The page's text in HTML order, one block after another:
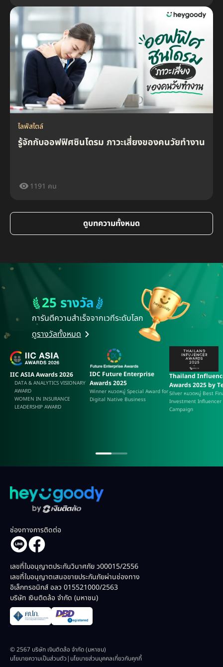
ไลฟ์สไตล์
รู้จักกับออฟฟิศซินโดรม ภาวะเสี่ยงของคนวัยทำงาน
1191 คน
ตอบโจทย์คนรุ่นใหม่ “รถไฟฟ้า MG” รุ่นไหนดี สเปคไหนโดนไปดู
กัน!
3563คน
เปิดสิทธิประโยชน์สมรสเท่าเทียมล่าสุด ทำประกันให้กันได้ไหม
562คน
ดูบทความทั้งหมด
25 รางวัล
การันตีความสำเร็จจากเวทีระดับโลก
ดูรางวัลทั้งหมด
IIC ASIA Awards 2026
DATA & ANALYTICS VISIONARY
AWARD
WOMEN IN INSURANCE
LEADERSHIP AWARD
IDC Future Enterprise
Awards 2025
Winner หมวดหมู่ Special Award for
Digital Native Business
Thailand
Awards 2025 by
Silver หมวดหมู่ Best
Investment Influencer
Campaign
ช่องทางการติดต่อ
เลขที่ใบอนุญาตประกันวินาศภัย ว00015/2556
เลขที่ใบอนุญาตเสนอขายประกันภัยผ่านช่องทาง
อิเล็กทรอนิกส์ อลว 015521000/2563
บริษัท เงินติดล้อ จำกัด (มหาชน)
© 2567 บริษัท เงินติดล้อ จำกัด (มหาชน)
นโยบายความเป็นส่วนตัว | นโยบายส่วนบุคคลเกี่ยวกับคุกกี้